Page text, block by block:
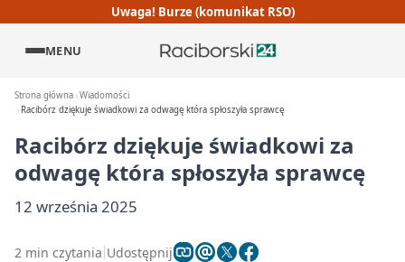
Uwaga! Burze (komunikat RSO)
MENU
Strona główna Wiadomości
Racibórz dziękuje świadkowi za odwagę która spłoszyła sprawcę
Racibórz dziękuje świadkowi za
odwagę która spłoszyła sprawcę
12 września 2025
2 min czytania Udostępnij